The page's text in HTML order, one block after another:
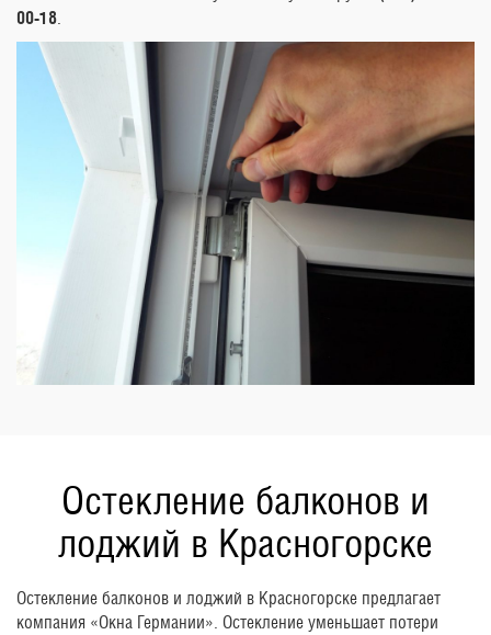
00-18
Остекление балконов и
лоджий в Красногорске
Остекление балконов и лоджий в Красногорске предлагает
компания «Окна Германии». Остекление уменьшает потери